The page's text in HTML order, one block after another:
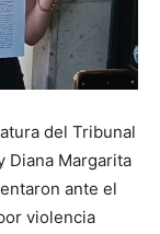
del Tribunal
Diana Margarita
ante el
violencia